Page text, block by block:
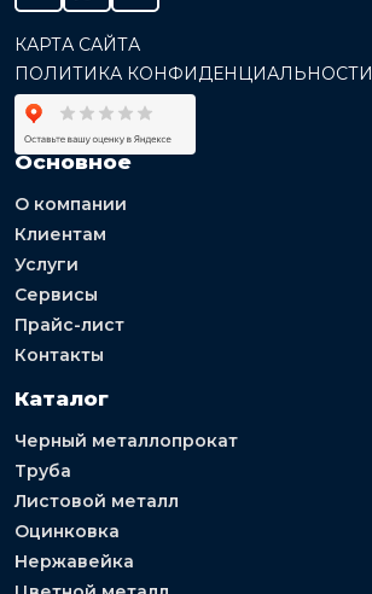
КАРТА САЙТА
ПОЛИТИКА КОНФИДЕНЦИАЛЬНОСТИ
Основное
О компании
Клиентам
Услуги
Сервисы
Прайс-лист
Контакты
Каталог
Черный металлопрокат
Труба
Листовой металл
Оцинковка
Нержавейка